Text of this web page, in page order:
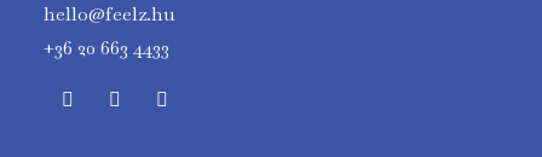
hello@feelz.hu
+36 20 663 4433